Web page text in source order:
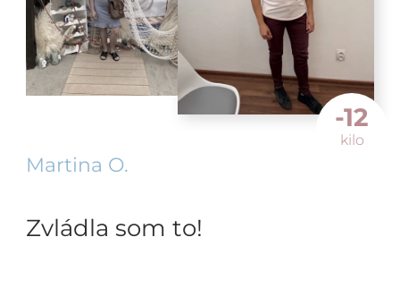
-12
kilo
Martina O.
Zvládla som to!